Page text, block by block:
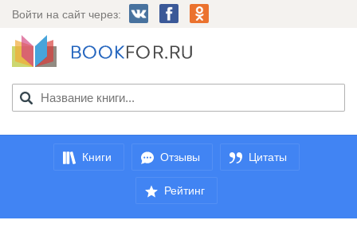
Войти на сайт через:
Книги Отзывы Цитаты
Рейтинг